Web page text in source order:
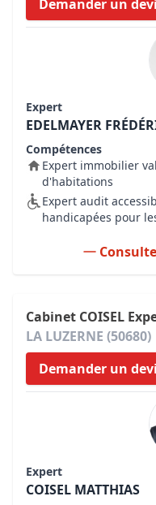
Demander un
Expert
EDELMAYER
Compétences
Expert immobilier
d'habitations
Expert audit
handicapées pour
Cabinet COISEL
LA LUZERNE (50680)
Demander un
Expert
COISEL MATTHIAS